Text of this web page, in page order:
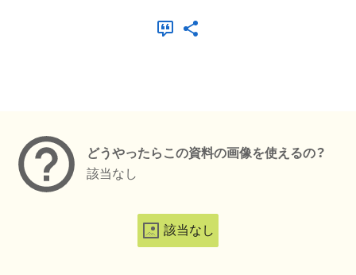
どうやったらこの資料の画像を使えるの？
該当なし
該当なし